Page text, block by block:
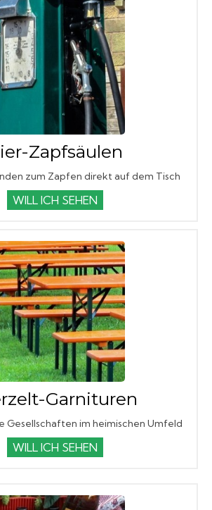
Zapfsäulen
zum Zapfen direkt auf dem Tisch
WILL ICH SEHEN
Garnituren
Gesellschaften im heimischen Umfeld
WILL ICH SEHEN